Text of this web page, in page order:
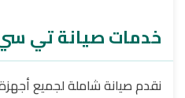
خدمات صيانة تي
نقدم صيانة شاملة لجميع